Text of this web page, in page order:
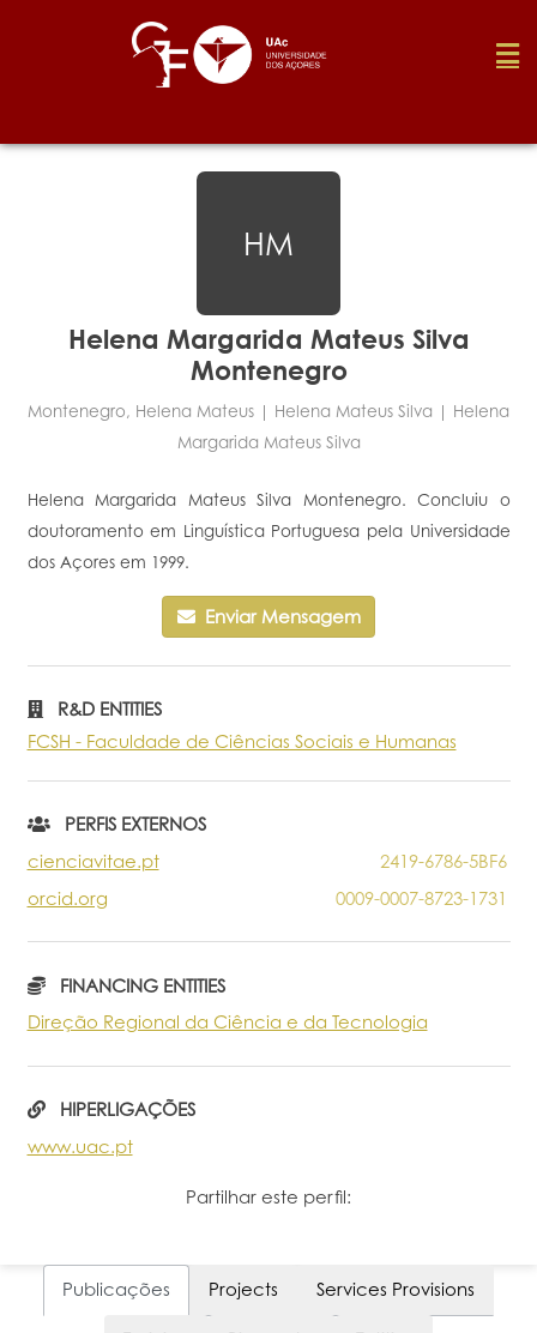
Foundation
Job
Research
Portal do Investigador
HM
Helena Margarida Mateus Silva
Montenegro
Montenegro, Helena Mateus | Helena Mateus Silva | Helena
Margarida Mateus Silva
Helena Margarida Mateus Silva Montenegro. Concluiu o
doutoramento em Linguística Portuguesa pela Universidade
dos Açores em 1999.
Enviar Mensagem
R&D ENTITIES
FCSH - Faculdade de Ciências Sociais e Humanas
PERFIS EXTERNOS
cienciavitae.pt
2419-6786-5BF6
orcid.org
0009-0007-8723-1731
FINANCING ENTITIES
Direção Regional da Ciência e da Tecnologia
HIPERLIGAÇÕES
www.uac.pt
Partilhar este perfil:
Publicações Projects Services Provisions